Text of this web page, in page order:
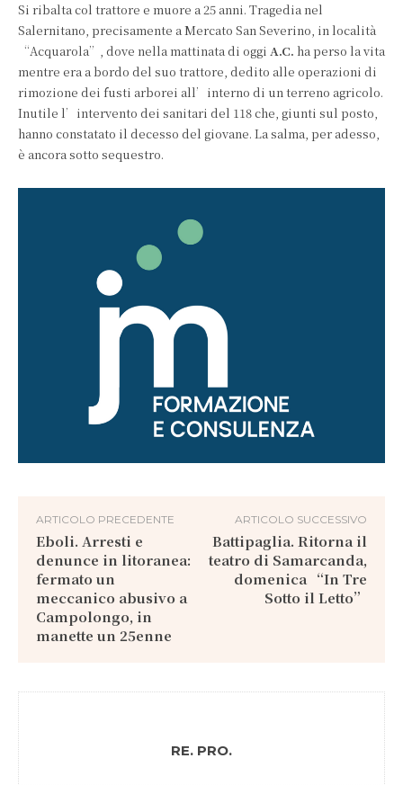
Si ribalta col trattore e muore a 25 anni. Tragedia nel
Salernitano, precisamente a Mercato San Severino, in località
“Acquarola”, dove nella mattinata di oggi A.C. ha perso la vita
mentre era a bordo del suo trattore, dedito alle operazioni di
rimozione dei fusti arborei all’interno di un terreno agricolo.
Inutile l’intervento dei sanitari del 118 che, giunti sul posto,
hanno constatato il decesso del giovane. La salma, per adesso,
è ancora sotto sequestro.
ARTICOLO PRECEDENTE
Eboli. Arresti e
denunce in litoranea:
fermato un
meccanico abusivo a
Campolongo, in
manette un 25enne
ARTICOLO SUCCESSIVO
Battipaglia. Ritorna il
teatro di Samarcanda,
domenica “In Tre
Sotto il Letto”
RE. PRO.